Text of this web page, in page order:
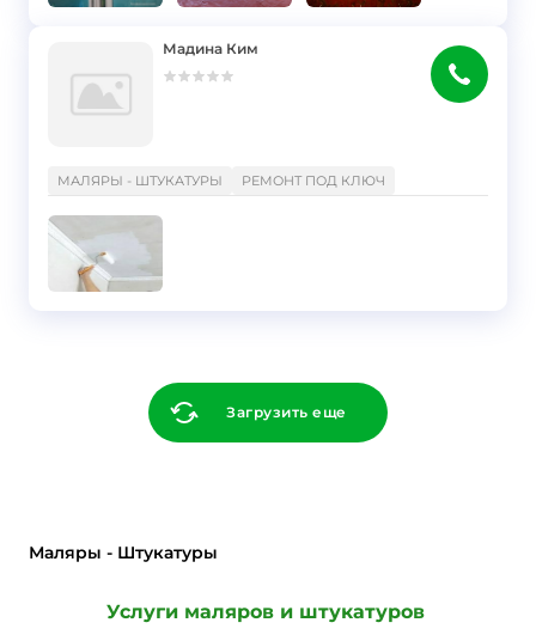
Мадина Ким
МАЛЯРЫ - ШТУКАТУРЫ РЕМОНТ ПОД КЛЮЧ
Загрузить еще
Маляры - Штукатуры
Услуги маляров и штукатуров